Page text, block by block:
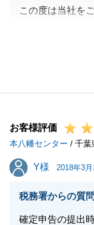
この度は当社を
変更等、私の不
しまったかと存
ざいます。
社へご相談下さ
今後ともどうぞ
お客様評価
本八幡センター / 千葉
Y様
Y様 2018年3月
税務署からの質
確定申告の提出